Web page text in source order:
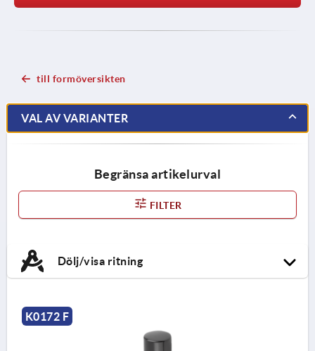
till formöversikten
VAL AV VARIANTER
Begränsa artikelurval
FILTER
Dölj/visa ritning
K0172 F